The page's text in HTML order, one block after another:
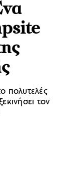
πολυτελές
τον